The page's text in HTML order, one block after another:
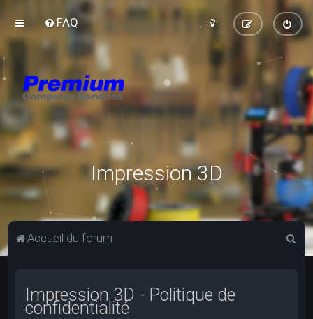
FAQ
Impression 3D
Accueil du forum
Impression 3D - Politique de
confidentialité